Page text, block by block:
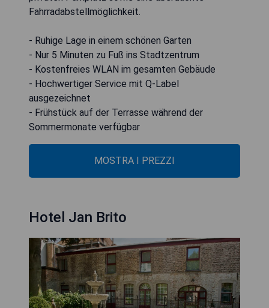
Fahrradabstellmöglichkeit.
- Ruhige Lage in einem schönen Garten
- Nur 5 Minuten zu Fuß ins Stadtzentrum
- Kostenfreies WLAN im gesamten Gebäude
- Hochwertiger Service mit Q-Label
ausgezeichnet
- Frühstück auf der Terrasse während der
Sommermonate verfügbar
MOSTRA I PREZZI
Hotel Jan Brito